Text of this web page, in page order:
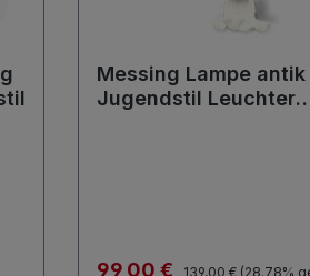
Messing Lampe antik
Jugendstil Leuchter
Verkaufspreis:
99,00 € Regulärer Preis:
139,00 € (28.78%